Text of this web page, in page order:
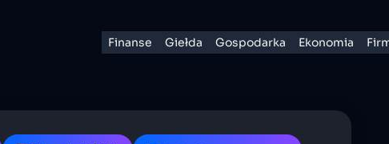
Finanse Giełda Gospodarka Ekonomia